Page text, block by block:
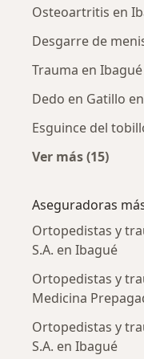
Osteoartritis en
Desgarre de
Trauma en Ibagué
Dedo en Gatillo
Esguince del
Ver más (15)
Aseguradoras
Ortopedistas y
S.A. en Ibagué
Ortopedistas y
Medicina
Ortopedistas y
S.A. en Ibagué